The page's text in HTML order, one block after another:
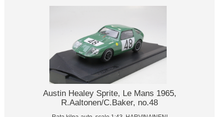
Austin Healey Sprite, Le Mans 1965,
R.Aaltonen/C.Baker, no.48